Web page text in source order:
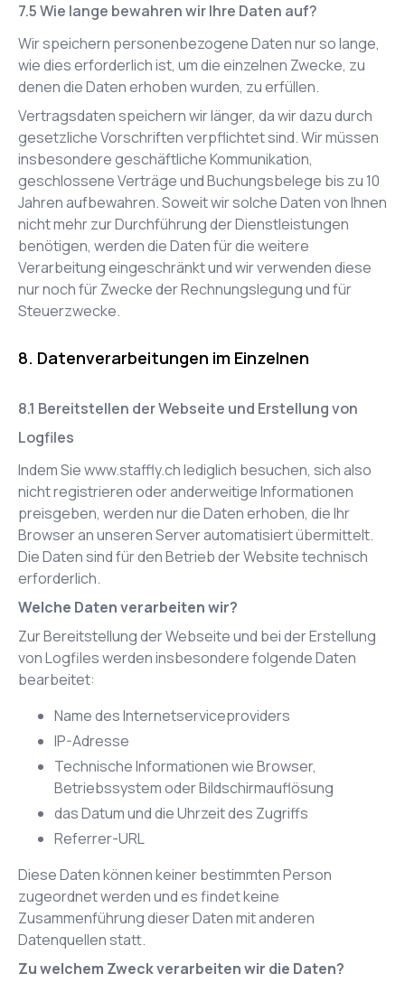
Wie lange bewahren wir Ihre Daten auf?
Wir speichern personenbezogene Daten nur so lange,
wie dies erforderlich ist, um die einzelnen Zwecke, zu
denen die Daten erhoben wurden, zu erfüllen.
Vertragsdaten speichern wir länger, da wir dazu durch
gesetzliche Vorschriften verpflichtet sind. Wir müssen
insbesondere geschäftliche Kommunikation,
geschlossene Verträge und Buchungsbelege bis zu 10
Jahren aufbewahren. Soweit wir solche Daten von Ihnen
nicht mehr zur Durchführung der Dienstleistungen
benötigen, werden die Daten für die weitere
Verarbeitung eingeschränkt und wir verwenden diese
nur noch für Zwecke der Rechnungslegung und für
Steuerzwecke.
Datenverarbeitungen im Einzelnen
Bereitstellen der Webseite und Erstellung von
Logfiles
Indem Siewww.staffly.chlediglich besuchen, sich also
nicht registrieren oder anderweitige Informationen
preisgeben, werden nur die Daten erhoben, die Ihr
Browser an unseren Server automatisiert übermittelt.
Die Daten sind für den Betrieb der Website technisch
erforderlich.
Welche Daten verarbeiten wir?
Zur Bereitstellung der Webseite und bei der Erstellung
von Logfiles werden insbesondere folgende Daten
bearbeitet:
Name des Internetserviceproviders
IP-Adresse
Technische Informationen wie Browser,
Betriebssystem oder Bildschirmauflösung
das Datum und die Uhrzeit des Zugriffs
Referrer-URL
Diese Daten können keiner bestimmten Person
zugeordnet werden und es findet keine
Zusammenführung dieser Daten mit anderen
Datenquellen statt.
Zu welchem Zweck verarbeiten wir die Daten?